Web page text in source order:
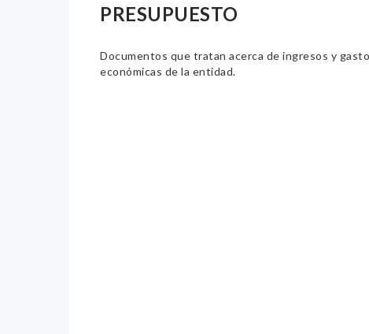
PRESUPUESTO
Documentos que tratan acerca de ingresos y
económicas de la entidad.